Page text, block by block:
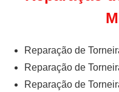
Reparação de
Reparação de
Reparação de